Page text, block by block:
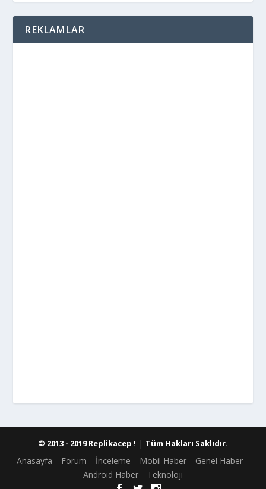
REKLAMLAR
© 2013 - 2019 Replikacep ! | Tüm Hakları Saklıdır.
Anasayfa Forum İnceleme Mobil Haber
Genel Haber
Android Haber
Teknoloji